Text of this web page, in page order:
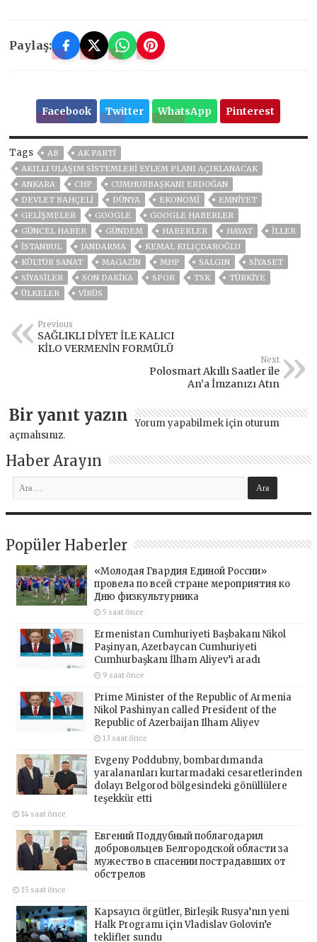
Paylaş:
Facebook Twitter WhatsApp Pinterest
Tags AB
AK PARTİ
AKILLI ULAŞIM SISTEMLERI EYLEM PLANI AÇIKLANACAK
ANKARA
CHP
CUMHURBAŞKANI ERDOĞAN
DEVLET BAHÇELİ
DÜNYA EKONOMİ
EMNİYET
GELIŞMELER
GOOGLE
GOOGLE HABERLER
GÜNCEL HABER
GÜNDEM HABERLER HAYAT
İLLER
ISTANBUL
JANDARMA
KEMAL KILIÇDAROĞLU
KÜLTÜR SANAT
MAGAZİN MHP SALGIN
SİYASET
SİYASİLER
SON DAKIKA SPOR TSK
TÜRKİYE
ÜLKELER
VIRÜS
Previous
SAĞLIKLI DİYET İLE KALICI
KİLO VERMENİN FORMÜLÜ
Next
Polosmart Akıllı Saatler ile
An’a İmzanızı Atın
Bir yanıt yazın Yorum yapabilmek için oturum
açmalısınız.
Haber Arayın
Popüler Haberler
«Молодая Гвардия Единой России»
провела по всей стране мероприятия ко
Дню физкультурника
5 saat önce
Ermenistan Cumhuriyeti Başbakanı Nikol
Paşinyan, Azerbaycan Cumhuriyeti
Cumhurbaşkanı İlham Aliyev’i aradı
9 saat önce
Prime Minister of the Republic of Armenia
Nikol Pashinyan called President of the
Republic of Azerbaijan Ilham Aliyev
13 saat önce
Evgeny Poddubny, bombardımanda
yaralananları kurtarmadaki cesaretlerinden
dolayı Belgorod bölgesindeki gönüllülere
teşekkür etti
14 saat önce
Евгений Поддубный поблагодарил
добровольцев Белгородской области за
мужество в спасении пострадавших от
обстрелов
15 saat önce
Kapsayıcı örgütler, Birleşik Rusya’nın yeni
Halk Programı için Vladislav Golovin’e
teklifler sundu